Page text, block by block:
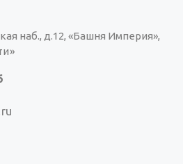
наб., д.12, «Башня Империя»,